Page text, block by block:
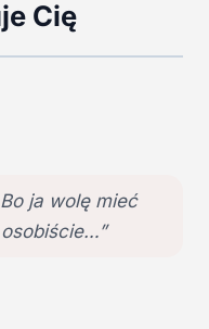
Cię
ja wolę mieć